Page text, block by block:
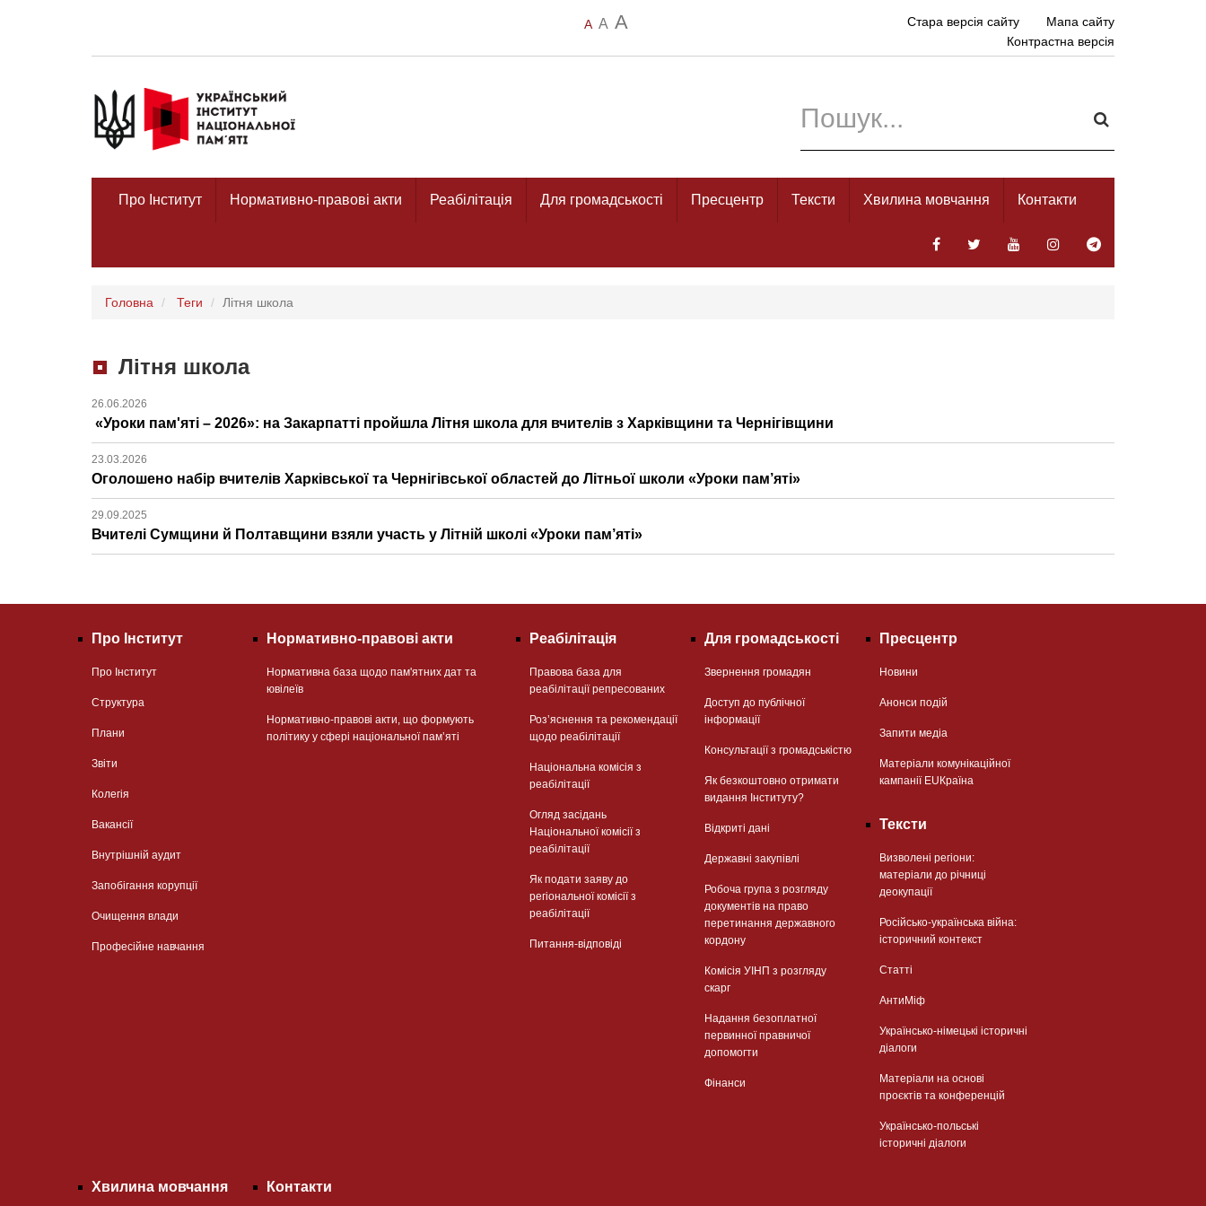
A A A Стара версія сайту
Мапа сайту
Контрастна версія
Про Інститут Нормативно-правові акти Реабілітація Для громадськості Пресцентр Тексти Хвилина мовчання Контакти
Головна Теги Літня школа
Літня школа
26.06.2026
«Уроки пам'яті – 2026»: на Закарпатті пройшла Літня школа для вчителів з Харківщини та Чернігівщини
23.03.2026
Оголошено набір вчителів Харківської та Чернігівської областей до Літньої школи «Уроки пам’яті»
29.09.2025
Вчителі Сумщини й Полтавщини взяли участь у Літній школі «Уроки пам’яті»
Про Інститут
Про Інститут
Структура
Плани
Звіти
Колегія
Вакансії
Внутрішній аудит
Запобігання корупції
Очищення влади
Професійне навчання
Нормативно-правові акти
Нормативна база щодо пам'ятних дат та
ювілеїв
Нормативно-правові акти, що формують
політику у сфері національної памʼяті
Реабілітація
Правова база для
реабілітації репресованих
Розʼяснення та рекомендації
щодо реабілітації
Національна комісія з
реабілітації
Огляд засідань
Національної комісії з
реабілітації
Як подати заяву до
регіональної комісії з
реабілітації
Питання-відповіді
Для громадськості
Звернення громадян
Доступ до публічної
інформації
Консультації з громадськістю
Як безкоштовно отримати
видання Інституту?
Відкриті дані
Державні закупівлі
Робоча група з розгляду
документів на право
перетинання державного
кордону
Комісія УІНП з розгляду
скарг
Надання безоплатної
первинної правничої
допомогти
Фінанси
Пресцентр
Новини
Анонси подій
Запити медіа
Матеріали комунікаційної
кампанії EUКраїна
Тексти
Визволені регіони:
матеріали до річниці
деокупації
Російсько-українська війна:
історичний контекст
Статті
АнтиМіф
Українсько-німецькі історичні
діалоги
Матеріали на основі
проєктів та конференцій
Українсько-польські
історичні діалоги
Хвилина мовчання Контакти